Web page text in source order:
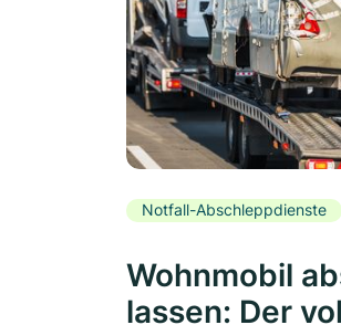
Notfall-Abschleppdienste
Wohnmobil
lassen: Der